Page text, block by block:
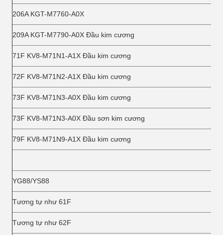
206A KGT-M7760-A0X
209A KGT-M7790-A0X Đầu kim cương
71F KV8-M71N1-A1X Đầu kim cương
72F KV8-M71N2-A1X Đầu kim cương
73F KV8-M71N3-A0X Đầu kim cương
73F KV8-M71N3-A0X Đầu sơn kim cương
79F KV8-M71N9-A1X Đầu kim cương
YG88/YS88
Tương tự như 61F
Tương tự như 62F